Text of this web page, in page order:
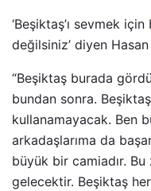
‘Beşiktaş’ı sevmek
değilsiniz’ diyen
“Beşiktaş burada
bundan sonra.
kullanamayacak. Ben
arkadaşlarıma da
büyük bir camiadır.
gelecektir. Beşiktaş